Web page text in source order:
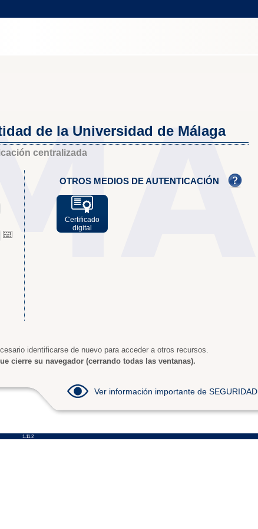
de la Universidad de Málaga
centralizada
OTROS MEDIOS DE AUTENTICACIÓN
Certificado
digital
identificarse de nuevo para acceder a otros recursos.
cierre su navegador (cerrando todas las ventanas).
Ver información importante de SEGURIDAD
1.11.2